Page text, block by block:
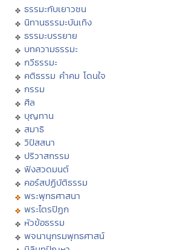
ธรรมะกับเยาวชน
นิทานธรรมะบันเทิง
ธรรมะบรรยาย
บทความธรรมะ
กวีธรรมะ
คติธรรม คำคม โดนใจ
กรรม
ศีล
บุญทาน
สมาธิ
วิปัสสนา
ปริวาสกรรม
ฟังสวดมนต์
คอร์สปฏิบัติธรรม
พระพุทธศาสนา
พระไตรปิฏก
หัวข้อธรรม
พจนานุกรมพุทธศาสน์